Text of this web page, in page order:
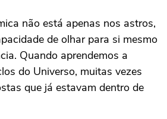
não está apenas nos astros,
de olhar para si mesmo
Quando aprendemos a
do Universo, muitas vezes
que já estavam dentro de